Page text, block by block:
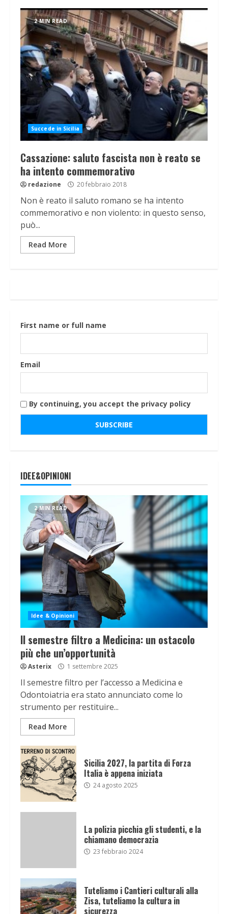
2 MIN READ
Succede in Sicilia
Cassazione: saluto fascista non è reato se
ha intento commemorativo
redazione 20 febbraio 2018
Non è reato il saluto romano se ha intento
commemorativo e non violento: in questo senso,
può...
Read More
First name or full name
Email
By continuing, you accept the privacy policy
IDEE&OPINIONI
2 MIN READ
Idee & Opinioni
Il semestre filtro a Medicina: un ostacolo
più che un’opportunità
Asterix 1 settembre 2025
Il semestre filtro per l’accesso a Medicina e
Odontoiatria era stato annunciato come lo
strumento per restituire...
Read More
Sicilia 2027, la partita di Forza
Italia è appena iniziata
24 agosto 2025
La polizia picchia gli studenti, e la
chiamano democrazia
23 febbraio 2024
Tuteliamo i Cantieri culturali alla
Zisa, tuteliamo la cultura in
sicurezza